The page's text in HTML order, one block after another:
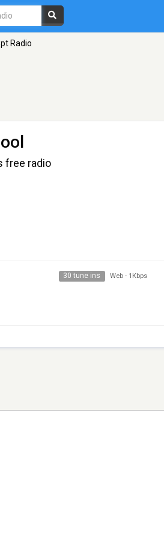
Radio
free radio
30 tune ins Web - 1Kbps